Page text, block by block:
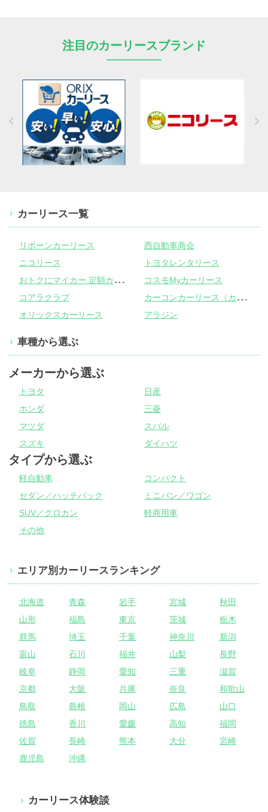
注目のカーリースブランド
カーリース一覧
リボーンカーリース
西自動車商会
ニコリース
トヨタレンタリース
お
トクにマイカー 定額カルモくん
コスモMyカーリース
コアラクラブ
カ
ーコンカーリース（カーコンビニ倶楽部）
オリックスカーリース アラジン
車種から選ぶ
メーカーから選ぶ
トヨタ
日産
ホンダ
三菱
マツダ
スバル
スズキ
ダイハツ
タイプから選ぶ
軽自動車
コンパクト
セダン／ハッチバック
ミニバン／ワゴン
SUV／クロカン
軽商用車
その他
エリア別カーリースランキング
北海道 青森 岩手 宮城
秋田
山形
福島 東京 茨城
栃木
群馬
埼玉 千葉 神奈川
新潟
富山
石川 福井 山梨
長野
岐阜
静岡 愛知 三重
滋賀
京都
大阪 兵庫 奈良
和歌山
鳥取
島根 岡山 広島
山口
徳島
香川 愛媛 高知
福岡
佐賀
長崎 熊本 大分
宮崎
鹿児島
沖縄
カーリース体験談